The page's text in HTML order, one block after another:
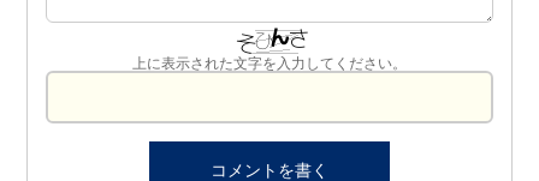
上に表示された文字を入力してください。